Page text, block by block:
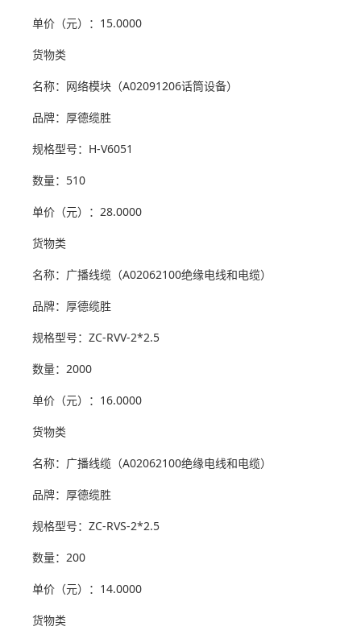
单价（元）：15.0000
货物类
名称：网络模块（A02091206话筒设备）
品牌：厚德缆胜
规格型号：H-V6051
数量：510
单价（元）：28.0000
货物类
名称：广播线缆（A02062100绝缘电线和电缆）
品牌：厚德缆胜
规格型号：ZC-RVV-2*2.5
数量：2000
单价（元）：16.0000
货物类
名称：广播线缆（A02062100绝缘电线和电缆）
品牌：厚德缆胜
规格型号：ZC-RVS-2*2.5
数量：200
单价（元）：14.0000
货物类